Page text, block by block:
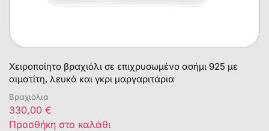
Χειροποίητο βραχιόλι σε επιχρυσωμένο ασήμι 925 με
αιματίτη, λευκά και γκρι μαργαριτάρια
Βραχιόλια
330,00 €
Προσθήκη στο καλάθι